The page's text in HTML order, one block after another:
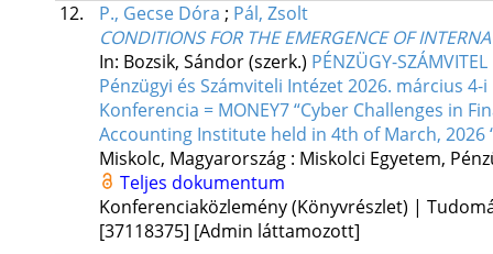
12.
P., Gecse Dóra ; Pál, Zsolt
CONDITIONS FOR THE EMERGENCE OF
In: Bozsik, Sándor (szerk.) PÉNZÜGY-
Pénzügyi és Számviteli Intézet 2026. március
Konferencia = MONEY7 “Cyber Challenges in
Accounting Institute held in 4th of March,
Miskolc, Magyarország : Miskolci Egyetem,
Teljes dokumentum
Konferenciaközlemény (Könyvrészlet) |
[37118375] [Admin láttamozott]